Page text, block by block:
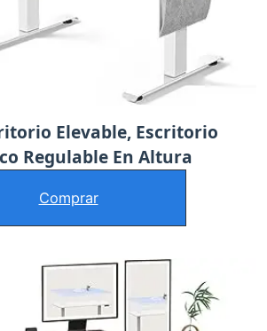
Elevable, Escritorio
Regulable En Altura
Comprar